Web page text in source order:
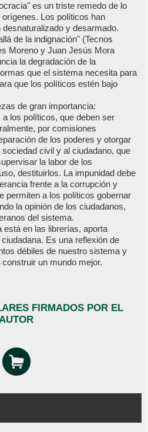
es un triste remedo de lo
Los políticos han
y desarmado.
de la indignación" (Tecnos
Moreno y Juan Jesús Mora
la degradación de la
que el sistema necesita para
que los políticos estén bajo
de gran importancia:
los políticos, que deben ser
por comisiones
de los poderes y otorgar
civil y al ciudadano, que
la labor de los
destituirlos. La impunidad debe
frente a la corrupción y
permiten a los políticos gobernar
la opinión de los ciudadanos,
del sistema.
en las librerías, aporta
Es una reflexión de
débiles de nuestro sistema y
un mundo mejor.
FIRMADOS POR EL